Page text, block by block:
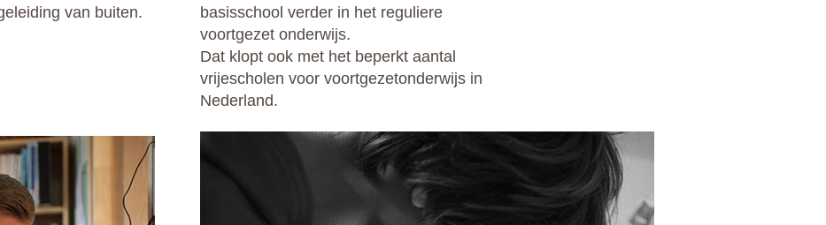
van buiten.
basisschool verder in het reguliere
voortgezet onderwijs.
Dat klopt ook met het beperkt aantal
vrijescholen voor voortgezetonderwijs in
Nederland.